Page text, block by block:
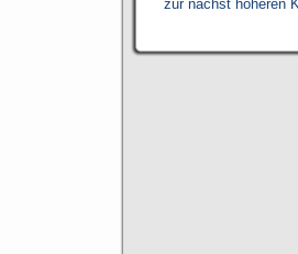
zur nächst höheren